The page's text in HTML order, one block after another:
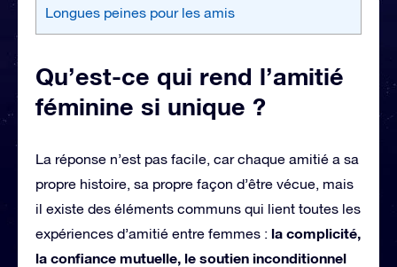
Longues peines pour les amis
Qu’est-ce qui rend l’amitié
féminine si unique ?
La réponse n’est pas facile, car chaque amitié a sa
propre histoire, sa propre façon d’être vécue, mais
il existe des éléments communs qui lient toutes les
expériences d’amitié entre femmes : la complicité,
la confiance mutuelle, le soutien inconditionnel